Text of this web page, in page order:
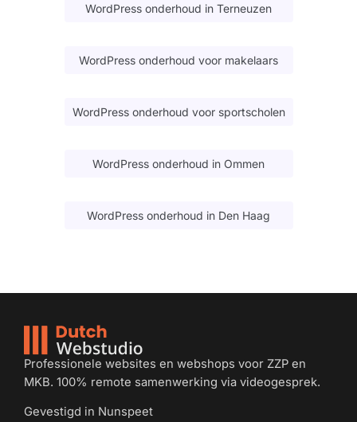
WordPress onderhoud in Terneuzen
WordPress onderhoud voor makelaars
WordPress onderhoud voor sportscholen
WordPress onderhoud in Ommen
WordPress onderhoud in Den Haag
Professionele websites en webshops voor ZZP en
MKB. 100% remote samenwerking via videogesprek.
Gevestigd in Nunspeet